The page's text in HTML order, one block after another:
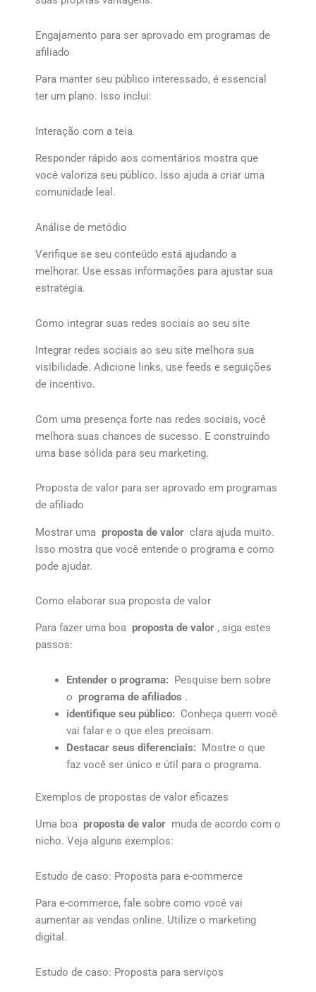
Engajamento para ser aprovado em programas de
afiliado
Para manter seu público interessado, é essencial
ter um plano. Isso inclui:
Interação com a teia
Responder rápido aos comentários mostra que
você valoriza seu público. Isso ajuda a criar uma
comunidade leal.
Análise de metódio
Verifique se seu conteúdo está ajudando a
melhorar. Use essas informações para ajustar sua
estratégia.
Como integrar suas redes sociais ao seu site
Integrar redes sociais ao seu site melhora sua
visibilidade. Adicione links, use feeds e seguições
de incentivo.
Com uma presença forte nas redes sociais, você
melhora suas chances de sucesso. E construindo
uma base sólida para seu marketing.
Proposta de valor para ser aprovado em programas
de afiliado
Mostrar uma proposta de valor clara ajuda muito.
Isso mostra que você entende o programa e como
pode ajudar.
Como elaborar sua proposta de valor
Para fazer uma boa proposta de valor , siga estes
passos:
Entender o programa: Pesquise bem sobre
o programa de afiliados .
identifique seu público: Conheça quem você
vai falar e o que eles precisam.
Destacar seus diferenciais: Mostre o que
faz você ser único e útil para o programa.
Exemplos de propostas de valor eficazes
Uma boa proposta de valor muda de acordo com o
nicho. Veja alguns exemplos:
Estudo de caso: Proposta para e-commerce
Para e-commerce, fale sobre como você vai
aumentar as vendas online. Utilize o marketing
digital.
Estudo de caso: Proposta para serviços